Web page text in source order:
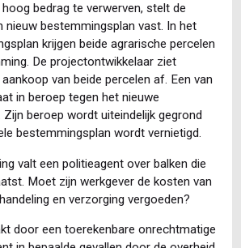
bedrag te verwerven, stelt de
nieuw bestemmingsplan vast. In het
krijgen beide agrarische percelen
De projectontwikkelaar ziet
van beide percelen af. Een van
in beroep tegen het nieuwe
beroep wordt uiteindelijk gegrond
bestemmingsplan wordt vernietigd.
valt een politieagent over balken die
Moet zijn werkgever de kosten van
en verzorging vergoeden?
door een toerekenbare onrechtmatige